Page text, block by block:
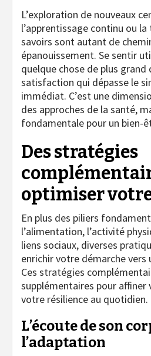
L’exploration de nouveaux
l’apprentissage continu ou
savoirs sont autant de
épanouissement. Se sentir
quelque chose de plus
satisfaction qui dépasse le
immédiat. C’est une
des approches de la santé,
fondamentale pour un bien-
Des stratégies
optimiser
En plus des piliers
l’alimentation, l’activité
liens sociaux, diverses
enrichir votre démarche vers
Ces stratégies
supplémentaires pour
votre résilience au quotidien.
L’écoute de son
l’adaptation